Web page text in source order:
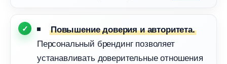
Повышение доверия и авторитета.
Персональный брендинг позволяет
устанавливать доверительные отношения